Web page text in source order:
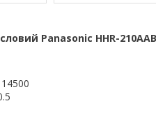
Panasonic HHR-